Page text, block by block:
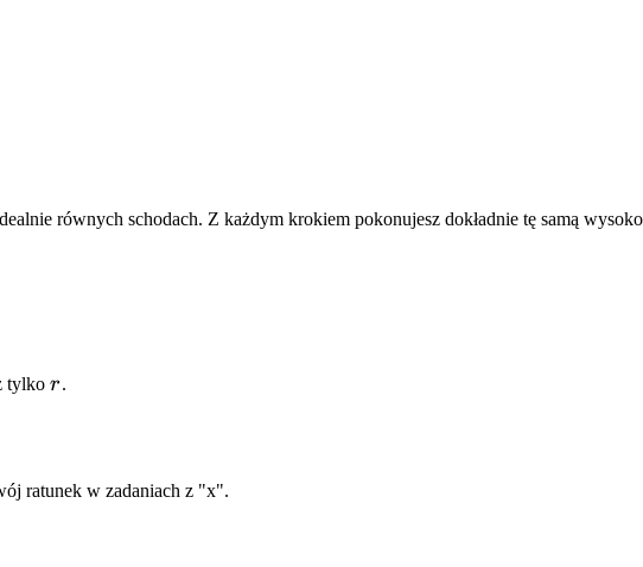
równych schodach. Z każdym krokiem pokonujesz dokładnie tę samą
tylko r
r.
ratunek w zadaniach z "x".